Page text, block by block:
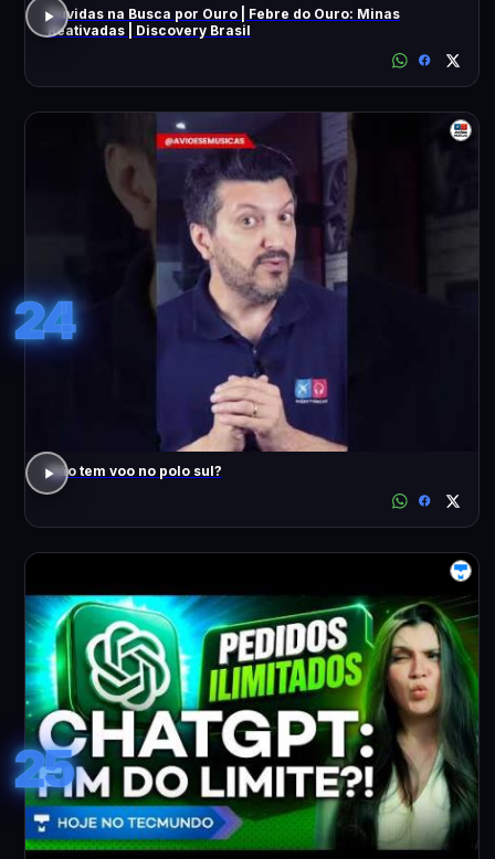
Dúvidas na Busca por Ouro | Febre do Ouro: Minas
Reativadas | Discovery Brasil
24
Não tem voo no polo sul?
25